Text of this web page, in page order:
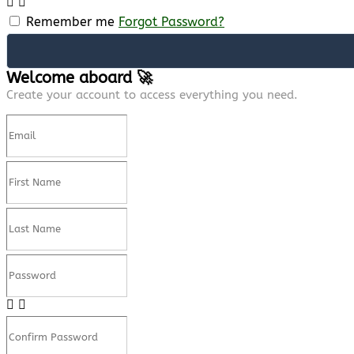
Remember me Forgot Password?
Welcome aboard 🚀
Create your account to access everything you need.